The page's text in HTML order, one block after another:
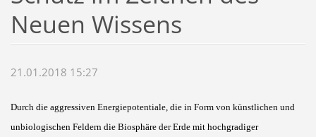
Neuen Wissens
21.01.2018 15:27
Durch die aggressiven Energiepotentiale, die in Form von künstlichen und
unbiologischen Feldern die Biosphäre der Erde mit hochgradiger